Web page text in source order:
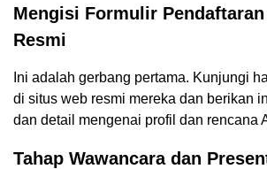
Mengisi Formulir
Resmi
Ini adalah gerbang pertama. Kunjungi
di situs web resmi mereka dan berikan
dan detail mengenai profil dan rencana
Tahap Wawancara dan